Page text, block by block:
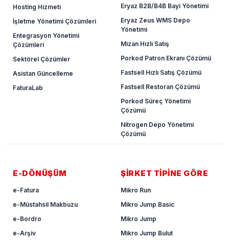
Hosting Hizmeti
İşletme Yönetimi Çözümleri
Entegrasyon Yönetimi
Çözümleri
Sektörel Çözümler
Asistan Güncelleme
FaturaLab
Eryaz B2B/B4B Bayi Yönetimi
Eryaz Zeus WMS Depo
Yönetimi
Mizan Hızlı Satış
Porkod Patron Ekranı Çözümü
Fastsell Hızlı Satış Çözümü
Fastsell Restoran Çözümü
Porkod Süreç Yönetimi
Çözümü
Nitrogen Depo Yönetimi
Çözümü
E-DÖNÜŞÜM
e-Fatura
e-Müstahsil Makbuzu
e-Bordro
e-Arşiv
ŞİRKET TİPİNE GÖRE
Mikro Run
Mikro Jump Basic
Mikro Jump
Mikro Jump Bulut